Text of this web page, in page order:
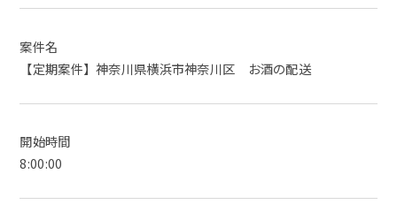
案件名
【定期案件】神奈川県横浜市神奈川区 お酒の配送
開始時間
8:00:00